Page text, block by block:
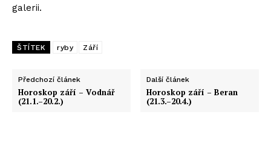
galerii.
ŠTÍTEK ryby Září
Předchozí článek
Horoskop září – Vodnář
(21.1.–20.2.)
Další článek
Horoskop září – Beran
(21.3.–20.4.)